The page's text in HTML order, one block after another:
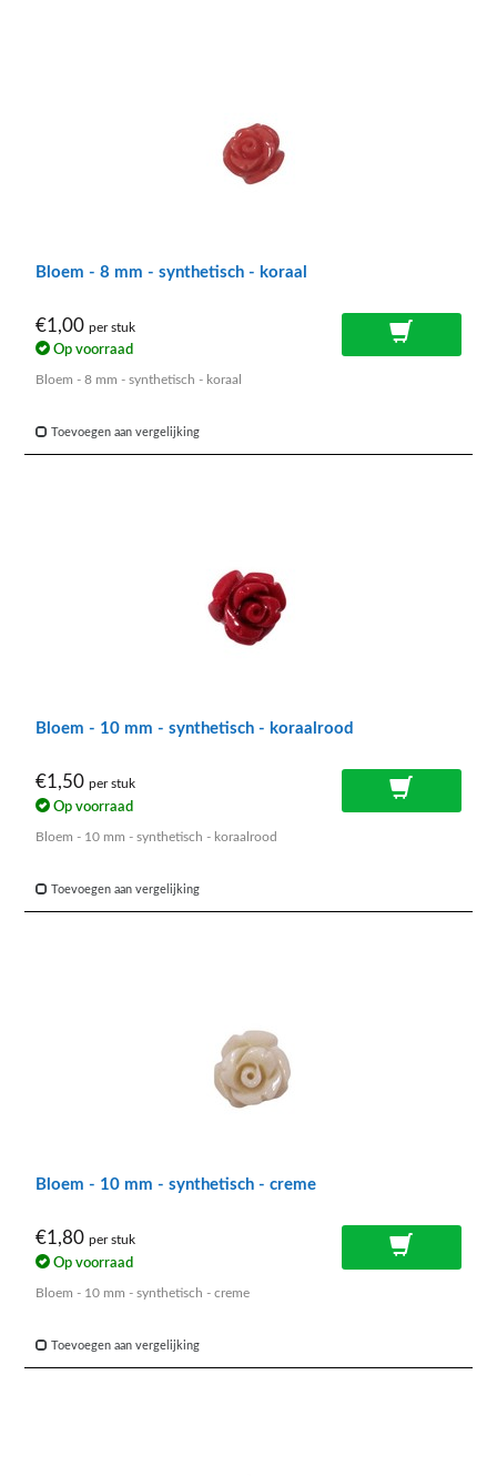
Bloem - 8 mm - synthetisch - koraal
€1,00 per stuk
Op voorraad
Bloem - 8 mm - synthetisch - koraal
Toevoegen aan vergelijking
Bloem - 10 mm - synthetisch - koraalrood
€1,50 per stuk
Op voorraad
Bloem - 10 mm - synthetisch - koraalrood
Toevoegen aan vergelijking
Bloem - 10 mm - synthetisch - creme
€1,80 per stuk
Op voorraad
Bloem - 10 mm - synthetisch - creme
Toevoegen aan vergelijking